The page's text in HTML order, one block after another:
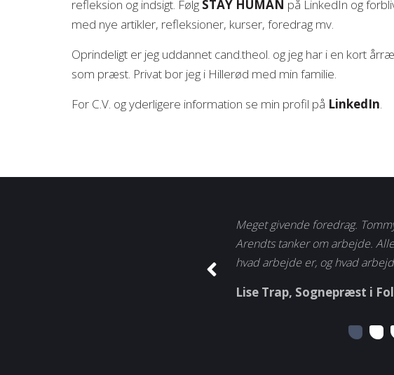
refleksion og indsigt. Følg STAY HUMAN på LinkedIn og
med nye artikler, refleksioner, kurser, foredrag mv.
Oprindeligt er jeg uddannet cand.theol. og jeg har i en kort
som præst. Privat bor jeg i Hillerød med min familie.
For C.V. og yderligere information se min profil på LinkedIn
Meget givende foredrag.
Arendts tanker om arbejde.
hvad arbejde er, og hvad
Lise Trap, Sognepræst i